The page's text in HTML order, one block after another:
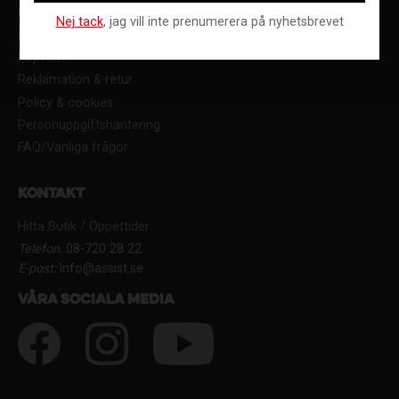
Köpvillkor
Reklamation & retur
Policy & cookies
Personuppgiftshantering
FAQ/Vanliga frågor
Kontakt
Hitta Butik / Öppettider
Telefon:08-720 28 22
E-post:Info@assist.se
Våra sociala media
Nej tack, jag vill inte prenumerera på nyhetsbrevet